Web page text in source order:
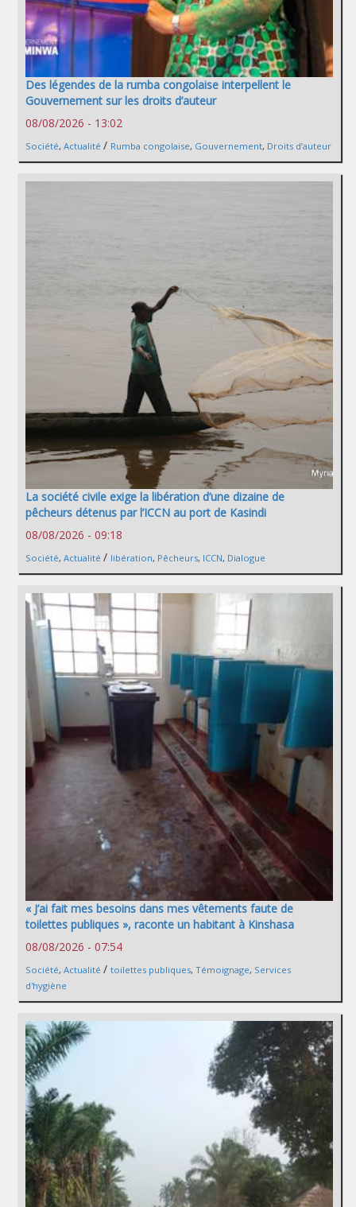
Des légendes de la rumba congolaise interpellent le
Gouvernement sur les droits d’auteur
08/08/2026 - 13:02
Société, Actualité / Rumba congolaise, Gouvernement, Droits d’auteur
La société civile exige la libération d’une dizaine de
pêcheurs détenus par l’ICCN au port de Kasindi
08/08/2026 - 09:18
Société, Actualité / libération, Pêcheurs, ICCN, Dialogue
« J’ai fait mes besoins dans mes vêtements faute de
toilettes publiques », raconte un habitant à Kinshasa
08/08/2026 - 07:54
Société, Actualité / toilettes publiques, Témoignage, Services
d'hygiène